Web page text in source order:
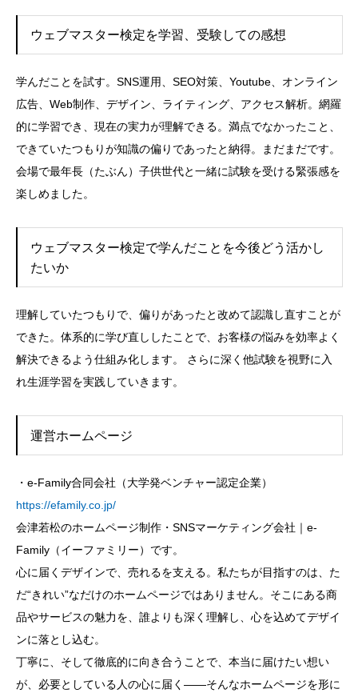
ウェブマスター検定を学習、受験しての感想
学んだことを試す。SNS運用、SEO対策、Youtube、オンライン
広告、Web制作、デザイン、ライティング、アクセス解析。網羅
的に学習でき、現在の実力が理解できる。満点でなかったこと、
できていたつもりが知識の偏りであったと納得。まだまだです。
会場で最年長（たぶん）子供世代と一緒に試験を受ける緊張感を
楽しめました。
ウェブマスター検定で学んだことを今後どう活かし
たいか
理解していたつもりで、偏りがあったと改めて認識し直すことが
できた。体系的に学び直ししたことで、お客様の悩みを効率よく
解決できるよう仕組み化します。 さらに深く他試験を視野に入
れ生涯学習を実践していきます。
運営ホームページ
・e-Family合同会社（大学発ベンチャー認定企業）
https://efamily.co.jp/
会津若松のホームページ制作・SNSマーケティング会社｜e-
Family（イーファミリー）です。
心に届くデザインで、売れるを支える。私たちが目指すのは、た
だ“きれい”なだけのホームページではありません。そこにある商
品やサービスの魅力を、誰よりも深く理解し、心を込めてデザイ
ンに落とし込む。
丁寧に、そして徹底的に向き合うことで、本当に届けたい想い
が、必要としている人の心に届く——そんなホームページを形に